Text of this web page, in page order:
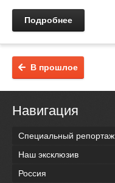
Подробнее
В прошлое
Навигация
Специальный репортаж
Наш эксклюзив
Россия